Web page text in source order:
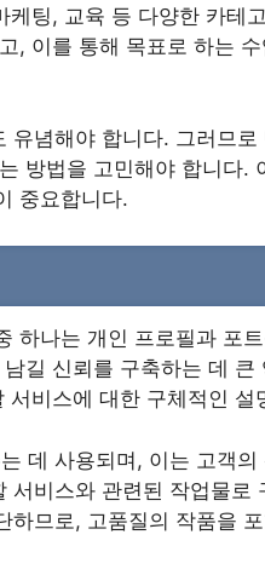
팅, 교육 등 다양한 카테
, 이를 통해 목표로 하는
념해야 합니다. 그러므
방법을 고민해야 합니다.
중요합니다.
하나는 개인 프로필과 포
길 신뢰를 구축하는 데 큰
비스에 대한 구체적인 설
데 사용되며, 이는 고객
비스와 관련된 작업물로
므로, 고품질의 작품을